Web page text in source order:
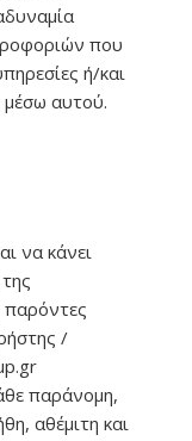
που
ή/και
μέσω αυτού.
να κάνει
παρόντες
/
παράνομη,
αθέμιτη και